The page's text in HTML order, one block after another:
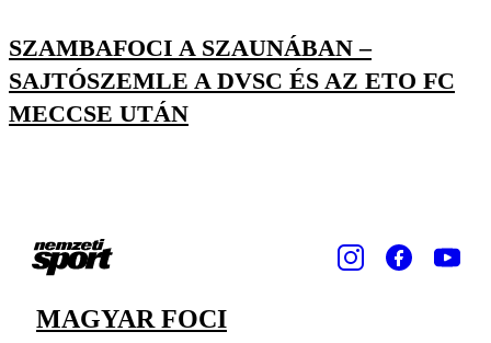
SZAMBAFOCI A SZAUNÁBAN –
SAJTÓSZEMLE A DVSC ÉS AZ ETO FC
MECCSE UTÁN
MAGYAR FOCI